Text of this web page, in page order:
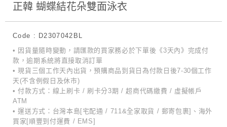
正韓 蝴蝶結花朵雙面泳衣
Code : D2307042BL
• 因貨量隨時變動，請匯款的買家務必於下單後《3天內》完成付
款，逾期系統將直接取消訂單
• 現貨三個工作天內出貨，預購商品到貨日為付款日後7-30個工作
天(不含例假日及休市)
• 付款方式：線上刷卡 / 刷卡分3期 / 超商代碼繳費 / 虛擬帳戶
ATM
• 運送方式：台灣本島[宅配通 / 711&全家取貨 / 郵寄包裹]、海外
買家[順豐到付運費 / EMS]